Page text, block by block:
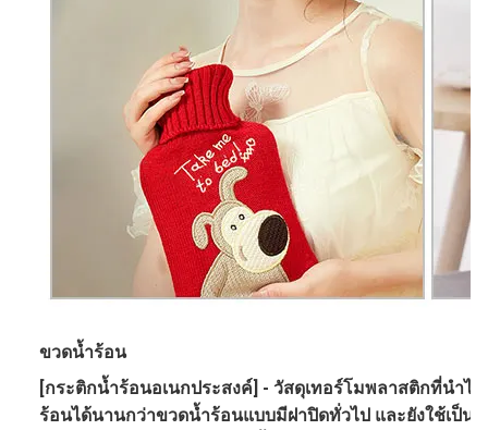
ขวดน้ำร้อน
[กระติกน้ำร้อนอเนกประสงค์] - วัสดุเทอร์โมพลาสติกที่นำไ
ร้อนได้นานกว่าขวดน้ำร้อนแบบมีฝาปิดทั่วไป และยังใช้เป็น